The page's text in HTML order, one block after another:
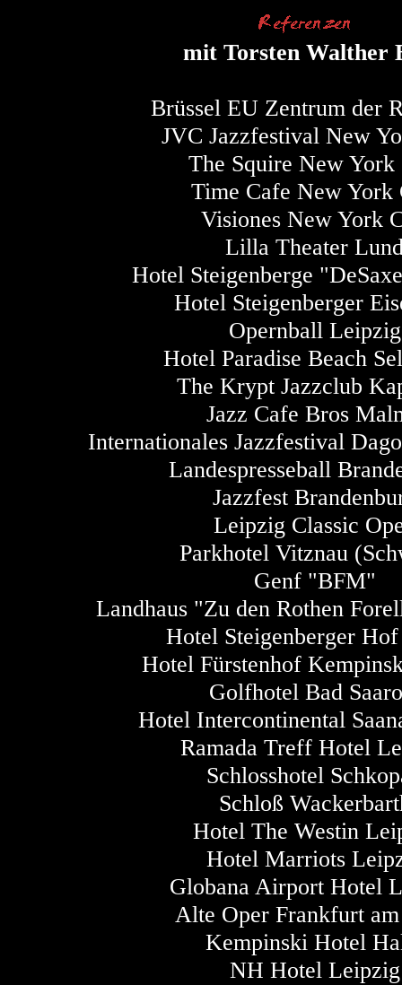
mit Torsten Walther
Brüssel EU Zentrum der
JVC Jazzfestival New
The Squire New
Time Cafe New York
Visiones New York
Lilla Theater
Hotel Steigenberge
Hotel Steigenberger
Opernball Leipzig
Hotel Paradise Beach
The Krypt Jazzclub
Jazz Cafe Bros
Internationales Jazzfestival
Landespresseball
Jazzfest
Leipzig Classic
Parkhotel Vitznau
Genf "BFM"
Landhaus "Zu den Rothen
Hotel Steigenberger
Hotel Fürstenhof
Golfhotel Bad
Hotel Intercontinental
Ramada Treff Hotel
Schlosshotel
Schloß
Hotel The Westin
Hotel Marriots
Globana Airport Hotel
Alte Oper Frankfurt
Kempinski Hotel
NH Hotel Leipzig